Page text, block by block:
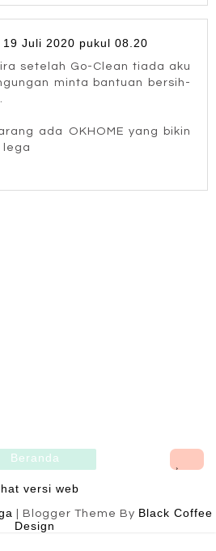
19 Juli 2020 pukul 08.20
setelah Go-Clean tiada aku
minta bantuan bersih-
ada OKHOME yang bikin
lega
›
Beranda
versi web
| Blogger Theme By Black Coffee
Design